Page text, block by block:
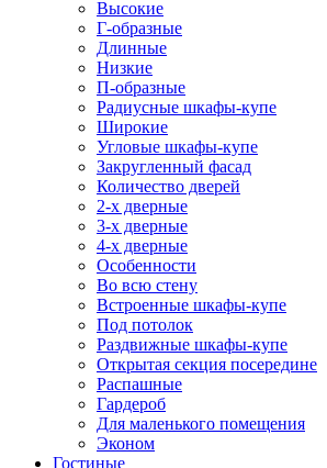
Высокие
Г-образные
Длинные
Низкие
П-образные
Радиусные шкафы-купе
Широкие
Угловые шкафы-купе
Закругленный фасад
Количество дверей
2-х дверные
3-х дверные
4-х дверные
Особенности
Во всю стену
Встроенные шкафы-купе
Под потолок
Раздвижные шкафы-купе
Открытая секция посередине
Распашные
Гардероб
Для маленького помещения
Эконом
Гостиные